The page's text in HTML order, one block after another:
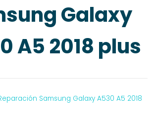
Galaxy
A5 2018 plus
Samsung Galaxy A530 A5 2018